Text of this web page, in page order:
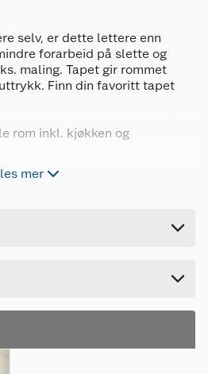
selv, er dette lettere enn
forarbeid på slette og
maling. Tapet gir rommet
Finn din favoritt tapet
rom inkl. kjøkken og
med tapetlim
imitasjoner i overflaten, for
og skurbart, og er derfor
alt hvor tapetet er utsatt
Vinyloverflaten tåler søl og
les mer
4051315592175
SAND 39109-1